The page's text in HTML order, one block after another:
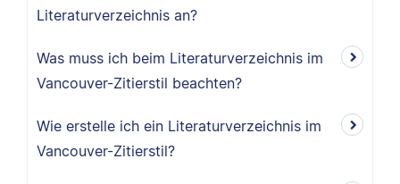
Literaturverzeichnis an?
Was muss ich beim Literaturverzeichnis im
Vancouver-Zitierstil beachten?
Wie erstelle ich ein Literaturverzeichnis im
Vancouver-Zitierstil?